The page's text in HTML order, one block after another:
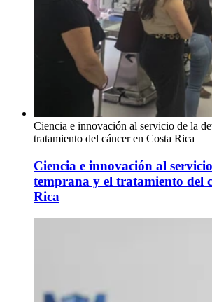
Ciencia e innovación al servicio de la
tratamiento del cáncer en Costa Rica
Ciencia e innovación al
temprana y el tratamiento del
Rica